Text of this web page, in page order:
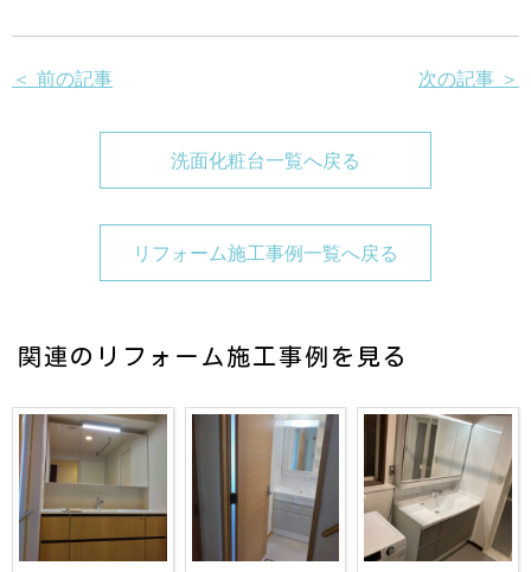
＜ 前の記事 次の記事 ＞
洗面化粧台一覧へ戻る
リフォーム施工事例一覧へ戻る
関連のリフォーム施工事例を見る